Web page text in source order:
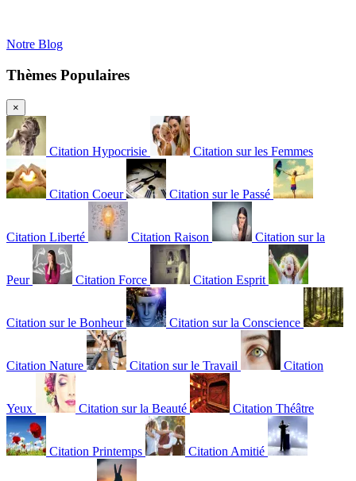
Notre Blog
Thèmes Populaires
×
Citation Hypocrisie Citation sur les Femmes
Citation Coeur Citation sur le Passé
Citation Liberté Citation Raison Citation sur la
Peur Citation Force Citation Esprit
Citation sur le Bonheur Citation sur la Conscience
Citation Nature Citation sur le Travail Citation
Yeux Citation sur la Beauté Citation Théâtre
Citation Printemps Citation Amitié